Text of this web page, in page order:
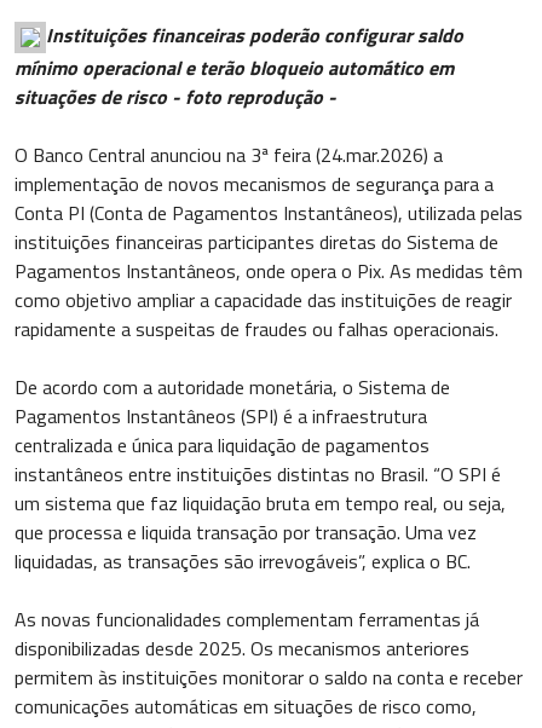
Instituições financeiras poderão configurar saldo
mínimo operacional e terão bloqueio automático em
situações de risco - foto reprodução -
O Banco Central anunciou na 3ª feira (24.mar.2026) a
implementação de novos mecanismos de segurança para a
Conta PI (Conta de Pagamentos Instantâneos), utilizada pelas
instituições financeiras participantes diretas do Sistema de
Pagamentos Instantâneos, onde opera o Pix. As medidas têm
como objetivo ampliar a capacidade das instituições de reagir
rapidamente a suspeitas de fraudes ou falhas operacionais.
De acordo com a autoridade monetária, o Sistema de
Pagamentos Instantâneos (SPI) é a infraestrutura
centralizada e única para liquidação de pagamentos
instantâneos entre instituições distintas no Brasil. “O SPI é
um sistema que faz liquidação bruta em tempo real, ou seja,
que processa e liquida transação por transação. Uma vez
liquidadas, as transações são irrevogáveis”, explica o BC.
As novas funcionalidades complementam ferramentas já
disponibilizadas desde 2025. Os mecanismos anteriores
permitem às instituições monitorar o saldo na conta e receber
comunicações automáticas em situações de risco como,